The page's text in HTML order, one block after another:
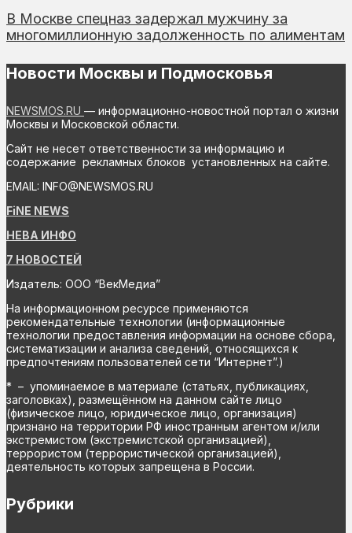
В Москве спецназ задержал мужчину за
многомиллионную задолженность по алиментам
Новости Москвы и Подмосковья
NEWSMOS.RU — информационно-новостной портал о жизни
Москвы и Московской области.
Сайт не несет ответственности за информацию и
содержание рекламных блоков установленных на сайте.
EMAIL: INFO@NEWSMOS.RU
FiNE NEWS
НЕВА ИНФО
7 НОВОСТЕЙ
Издатель: ООО “ВекМедиа”
На информационном ресурсе применяются
рекомендательные технологии (информационные
технологии предоставления информации на основе сбора,
систематизации и анализа сведений, относящихся к
предпочтениям пользователей сети “Интернет”.)
* – упоминаемое в материале (статьях, публикациях,
заголовках), размещённом на данном сайте лицо
(физическое лицо, юридическое лицо, организация)
признано на территории РФ иностранным агентом и/или
экстремистом (экстремистской организацией),
террористом (террористической организацией),
деятельность которых запрещена в России.
Рубрики